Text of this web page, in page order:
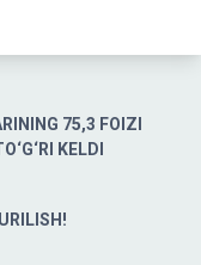
75,3 FOIZI
KELDI